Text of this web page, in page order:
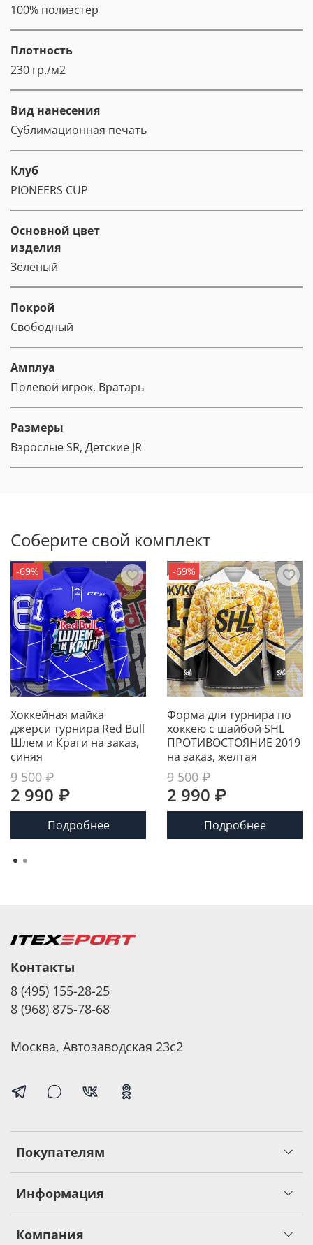
100% полиэстер
Плотность
230 гр./м2
Вид нанесения
Сублимационная печать
Клуб
PIONEERS CUP
Основной цвет
изделия
Зеленый
Покрой
Свободный
Амплуа
Полевой игрок, Вратарь
Размеры
Взрослые SR, Детские JR
Соберите свой комплект
-69%
Хоккейная майка
джерси турнира Red Bull
Шлем и Краги на заказ,
синяя
9 500 ₽
2 990 ₽
Подробнее
-69%
Форма для турнира по
хоккею с шайбой SHL
ПРОТИВОСТОЯНИЕ 2019
на заказ, желтая
9 500 ₽
2 990 ₽
Подробнее
Покупателям
Информация
Компания
Контакты
8 (495) 155-28-25
8 (968) 875-78-68
Москва, Автозаводская 23с2